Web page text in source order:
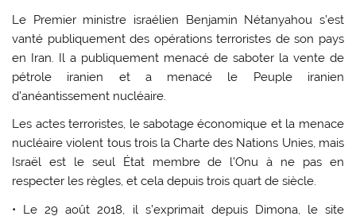
Le Premier ministre israélien Benjamin Nétanyahou s’est
vanté publiquement des opérations terroristes de son pays
en Iran. Il a publiquement menacé de saboter la vente de
pétrole iranien et a menacé le Peuple iranien
d’anéantissement nucléaire.
Les actes terroristes, le sabotage économique et la menace
nucléaire violent tous trois la Charte des Nations Unies, mais
Israël est le seul État membre de l’Onu à ne pas en
respecter les règles, et cela depuis trois quart de siècle.
• Le 29 août 2018, il s’exprimait depuis Dimona, le site